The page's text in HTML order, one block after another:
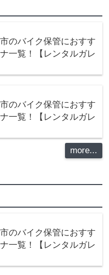
のバイク保管におすす
一覧！【レンタルガレ
のバイク保管におすす
一覧！【レンタルガレ
more...
のバイク保管におすす
一覧！【レンタルガレ